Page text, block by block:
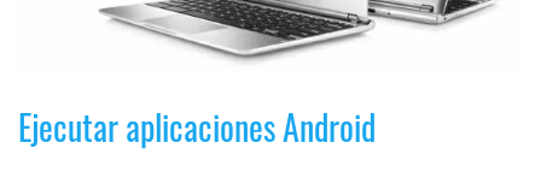
ordenadores,
apps,
Ejecutar aplicaciones Android